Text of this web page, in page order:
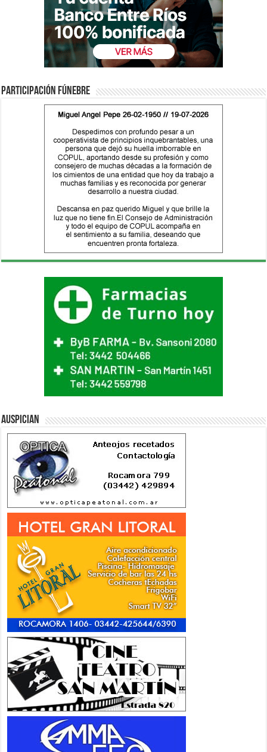
Participación fúnebre
Auspician